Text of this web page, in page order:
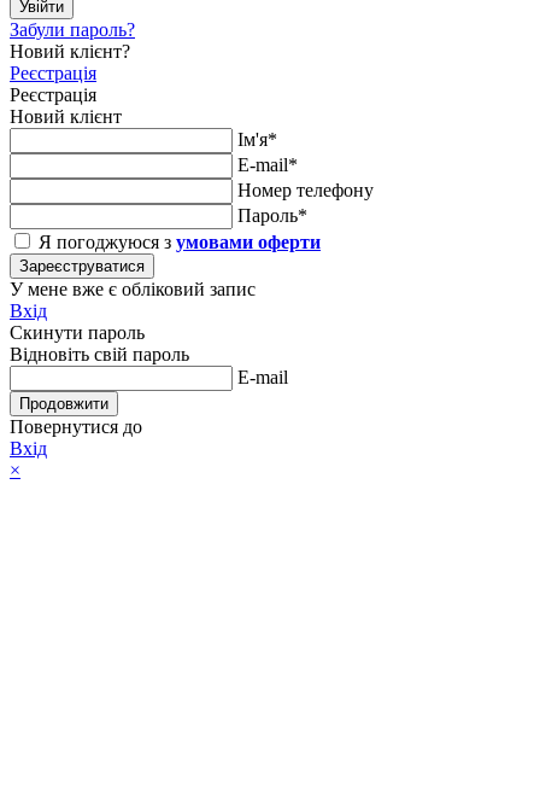
Увійти
Забули пароль?
Новий клієнт?
Реєстрація
Реєстрація
Новий клієнт
Ім'я*
E-mail*
Номер телефону
Пароль*
Я погоджуюся з умовами оферти
Зареєструватися
У мене вже є обліковий запис
Вхід
Скинути пароль
Відновіть свій пароль
E-mail
Продовжити
Повернутися до
Вхід
×